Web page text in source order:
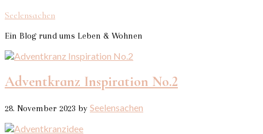
Seelensachen
Ein Blog rund ums Leben & Wohnen
Adventkranz Inspiration No.2
28. November 2023 by Seelensachen